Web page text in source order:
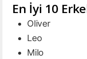
En İyi 10
Oliver
Leo
Milo